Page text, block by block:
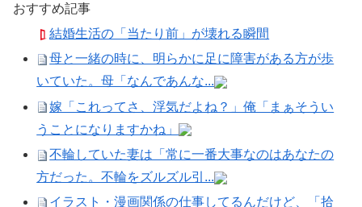
おすすめ記事
結婚生活の「当たり前」が壊れる瞬間
母と一緒の時に、明らかに足に障害がある方が歩
いていた。母「なんであんな...
嫁「これってさ、浮気だよね？」俺「まぁそうい
うことになりますかね」
不輪していた妻は「常に一番大事なのはあなたの
方だった。不輪をズルズル引...
イラスト・漫画関係の仕事してるんだけど、「拾